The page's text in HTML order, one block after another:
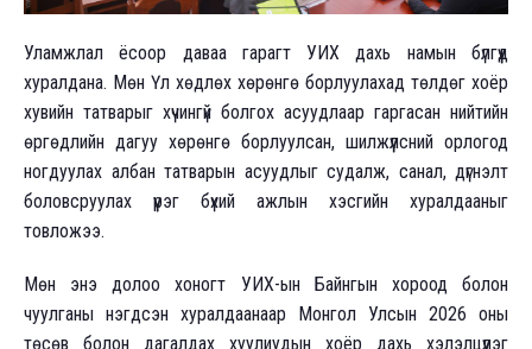
Уламжлал ёсоор даваа гарагт УИХ дахь намын бүлгүүд
хуралдана. Мөн Үл хөдлөх хөрөнгө борлуулахад төлдөг хоёр
хувийн татварыг хүчингүй болгох асуудлаар гаргасан нийтийн
өргөдлийн дагуу хөрөнгө борлуулсан, шилжүүлсний орлогод
ногдуулах албан татварын асуудлыг судалж, санал, дүгнэлт
боловсруулах үүрэг бүхий ажлын хэсгийн хуралдааныг
товложээ.
Мөн энэ долоо хоногт УИХ-ын Байнгын хороод болон
чуулганы нэгдсэн хуралдаанаар Монгол Улсын 2026 оны
төсөв болон дагалдах хуулиудын хоёр дахь хэлэлцүүлэг